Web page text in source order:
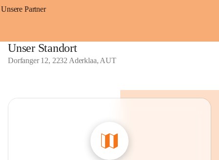
Unsere Partner
Unser Standort
Dorfanger 12, 2232 Aderklaa, AUT